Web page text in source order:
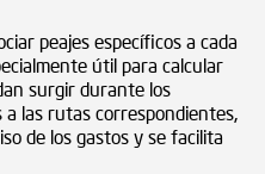
peajes específicos a cada
útil para calcular
surgir durante los
a las rutas correspondientes,
de los gastos y se facilita